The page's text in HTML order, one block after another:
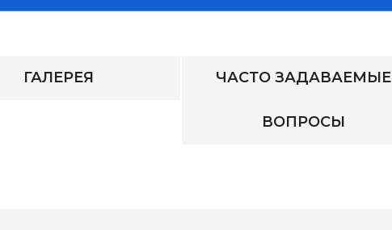
ГАЛЕРЕЯ ЧАСТО ЗАДАВАЕМЫЕ
ВОПРОСЫ